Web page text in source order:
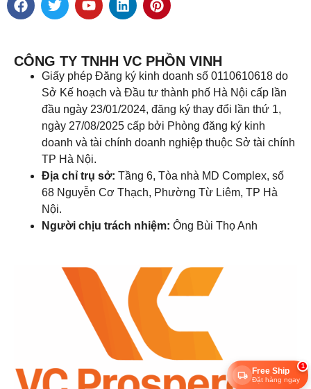
CÔNG TY TNHH VC PHỒN VINH
Giấy phép Đăng ký kinh doanh số 0110610618 do
Sở Kế hoạch và Đầu tư thành phố Hà Nội cấp lần
đầu ngày 23/01/2024, đăng ký thay đổi lần thứ 1,
ngày 27/08/2025 cấp bởi Phòng đăng ký kinh
doanh và tài chính doanh nghiệp thuộc Sở tài chính
TP Hà Nội.
Địa chỉ trụ sở: Tầng 6, Tòa nhà MD Complex, số
68 Nguyễn Cơ Thạch, Phường Từ Liêm, TP Hà
Nội.
Người chịu trách nhiệm: Ông Bùi Thọ Anh
1
Free Ship
Đặt hàng ngay